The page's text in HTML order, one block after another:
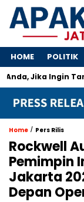
HOME POLITIK
Jika Ingin
Home / Pers Rilis
Rockwell
Pemimpin
Jakarta
Depan